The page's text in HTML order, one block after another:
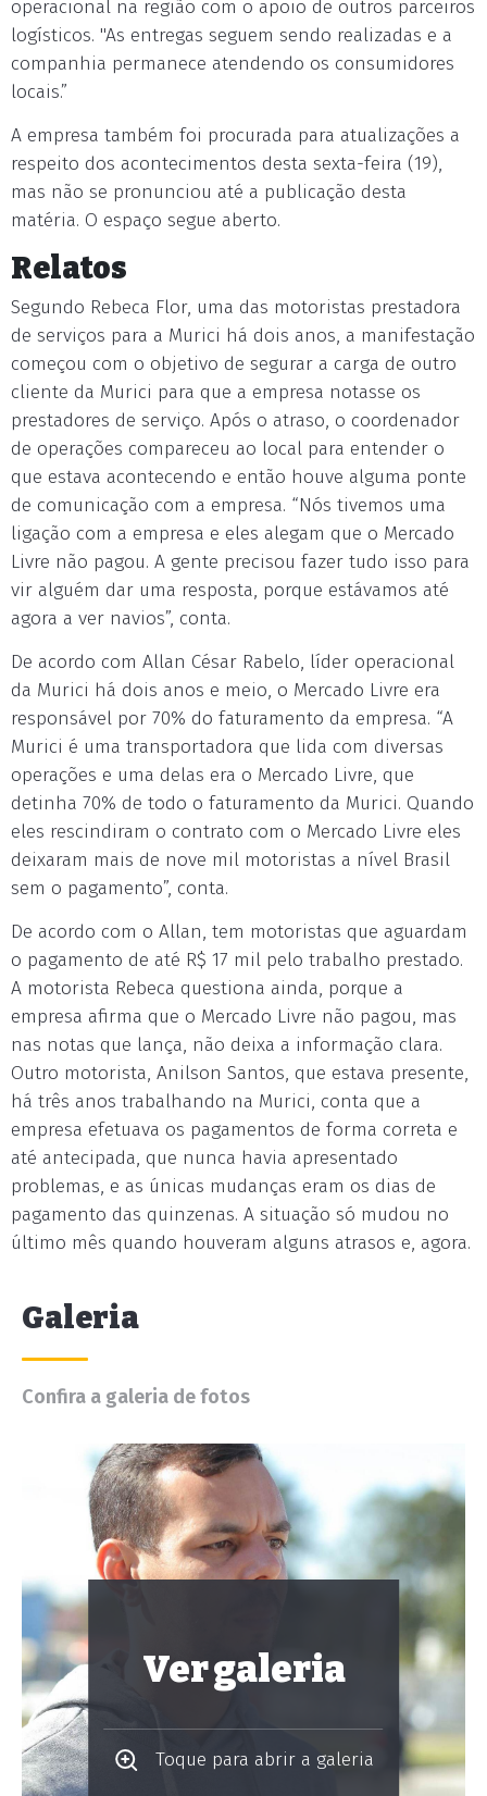
operacional na região com o apoio de outros parceiros
logísticos. "As entregas seguem sendo realizadas e a
companhia permanece atendendo os consumidores
locais.”
A empresa também foi procurada para atualizações a
respeito dos acontecimentos desta sexta-feira (19),
mas não se pronunciou até a publicação desta
matéria. O espaço segue aberto.
Relatos
Segundo Rebeca Flor, uma das motoristas prestadora
de serviços para a Murici há dois anos, a manifestação
começou com o objetivo de segurar a carga de outro
cliente da Murici para que a empresa notasse os
prestadores de serviço. Após o atraso, o coordenador
de operações compareceu ao local para entender o
que estava acontecendo e então houve alguma ponte
de comunicação com a empresa. “Nós tivemos uma
ligação com a empresa e eles alegam que o Mercado
Livre não pagou. A gente precisou fazer tudo isso para
vir alguém dar uma resposta, porque estávamos até
agora a ver navios”, conta.
De acordo com Allan César Rabelo, líder operacional
da Murici há dois anos e meio, o Mercado Livre era
responsável por 70% do faturamento da empresa. “A
Murici é uma transportadora que lida com diversas
operações e uma delas era o Mercado Livre, que
detinha 70% de todo o faturamento da Murici. Quando
eles rescindiram o contrato com o Mercado Livre eles
deixaram mais de nove mil motoristas a nível Brasil
sem o pagamento”, conta.
De acordo com o Allan, tem motoristas que aguardam
o pagamento de até R$ 17 mil pelo trabalho prestado.
A motorista Rebeca questiona ainda, porque a
empresa afirma que o Mercado Livre não pagou, mas
nas notas que lança, não deixa a informação clara.
Outro motorista, Anilson Santos, que estava presente,
há três anos trabalhando na Murici, conta que a
empresa efetuava os pagamentos de forma correta e
até antecipada, que nunca havia apresentado
problemas, e as únicas mudanças eram os dias de
pagamento das quinzenas. A situação só mudou no
último mês quando houveram alguns atrasos e, agora.
Galeria
Confira a galeria de fotos
Ver galeria
Toque para abrir a galeria